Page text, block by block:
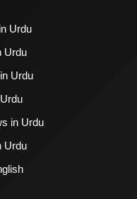
Urdu
Urdu
Urdu
in Urdu
Urdu